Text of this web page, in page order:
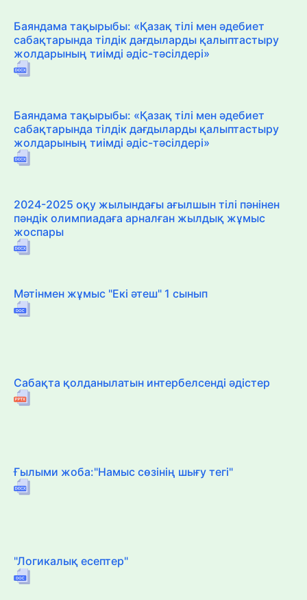
Баяндама тақырыбы: «Қазақ тілі мен әдебиет
сабақтарында тілдік дағдыларды қалыптастыру
жолдарының тиімді әдіс-тәсілдері»
Баяндама тақырыбы: «Қазақ тілі мен әдебиет
сабақтарында тілдік дағдыларды қалыптастыру
жолдарының тиімді әдіс-тәсілдері»
2024-2025 оқу жылындағы ағылшын тілі пәнінен
пәндік олимпиадаға арналған жылдық жұмыс
жоспары
Мәтінмен жұмыс "Екі әтеш" 1 сынып
Сабақта қолданылатын интербелсенді әдістер
Ғылыми жоба:"Намыс сөзінің шығу тегі"
"Логикалық есептер"